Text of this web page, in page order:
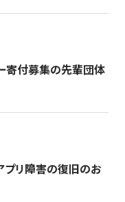
寄付募集の先輩団体
リ障害の復旧のお